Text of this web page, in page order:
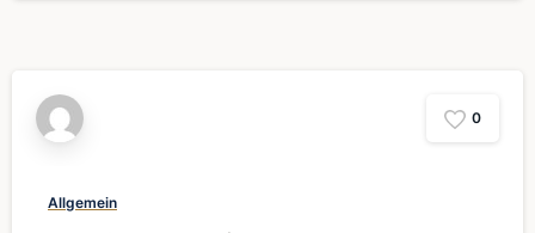
0
Allgemein